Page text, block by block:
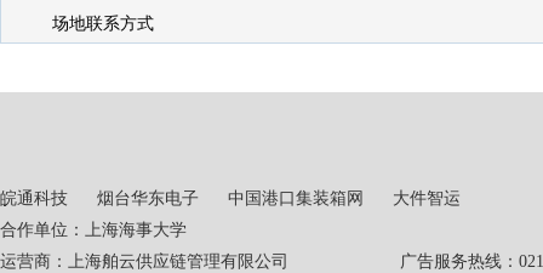
场地联系方式
皖通科技 烟台华东电子 中国港口集装箱网
大件智运
合作单位：上海海事大学
运营商：上海舶云供应链管理有限公司 广告服务热线：021-